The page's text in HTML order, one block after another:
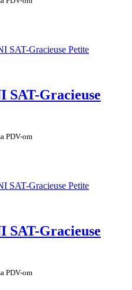
SAT-Gracieuse
PDV-om
SAT-Gracieuse
PDV-om